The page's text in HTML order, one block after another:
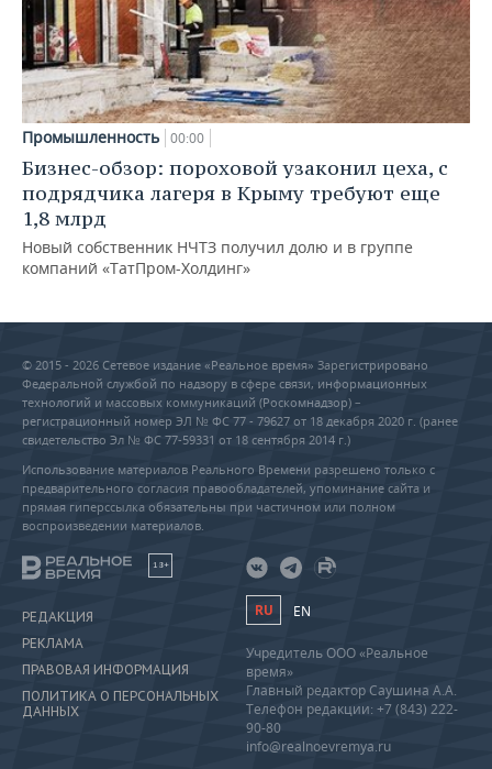
Промышленность 00:00
Бизнес-обзор: пороховой узаконил цеха, с
подрядчика лагеря в Крыму требуют еще
1,8 млрд
Новый собственник НЧТЗ получил долю и в группе
компаний «ТатПром-Холдинг»
© 2015 - 2026 Сетевое издание «Реальное время» Зарегистрировано
Федеральной службой по надзору в сфере связи, информационных
технологий и массовых коммуникаций (Роскомнадзор) –
регистрационный номер ЭЛ № ФС 77 - 79627 от 18 декабря 2020 г. (ранее
свидетельство Эл № ФС 77-59331 от 18 сентября 2014 г.)
Использование материалов Реального Времени разрешено только с
предварительного согласия правообладателей, упоминание сайта и
прямая гиперссылка обязательны при частичном или полном
воспроизведении материалов.
18+
РЕДАКЦИЯ
РЕКЛАМА
ПРАВОВАЯ ИНФОРМАЦИЯ
ПОЛИТИКА О ПЕРСОНАЛЬНЫХ
ДАННЫХ
RU EN
Учредитель ООО «Реальное
время»
Главный редактор Саушина А.А.
Телефон редакции: +7 (843) 222-
90-80
info@realnoevremya.ru